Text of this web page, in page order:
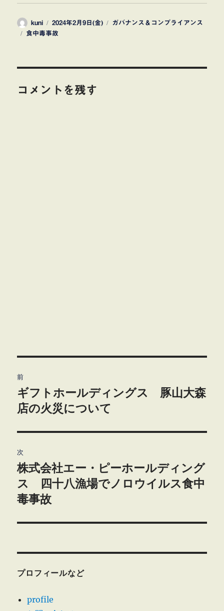
投
稿
kuni
投
稿
2024年2月9日(金)
カ
ガバナンス＆コンプライアンス
タ
食中毒事故
コメントを残す
稿
ナ
ビ
ゲ
ー
シ
前
前
の
稿:
ギフトホールディングス 豚山大森
店の火災について
次
次
の
投
株式会社エー・ピーホールディング
ス 四十八漁場でノロウイルス食中
毒事故
プロフィールなど
profile